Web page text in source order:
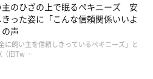
主のひざの上で眠るペキニーズ 安
った姿に「こんな信頼関係いいよ
声
全に飼い主を信頼しきっているペキニーズ」と
（旧Tw …